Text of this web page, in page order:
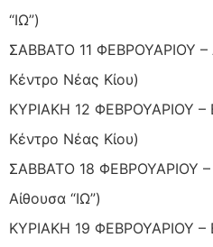
“ΙΩ”)
ΣΑΒΒΑΤΟ 11 ΦΕΒΡΟΥΑΡΙΟΥ
Κέντρο Νέας Κίου)
ΚΥΡΙΑΚΗ 12 ΦΕΒΡΟΥΑΡΙΟΥ –
Κέντρο Νέας Κίου)
ΣΑΒΒΑΤΟ 18 ΦΕΒΡΟΥΑΡΙΟΥ
Αίθουσα “ΙΩ”)
ΚΥΡΙΑΚΗ 19 ΦΕΒΡΟΥΑΡΙΟΥ